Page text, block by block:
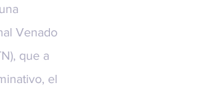
Venado
que a
el